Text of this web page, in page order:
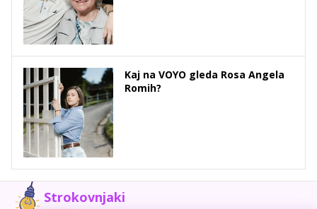
Kaj na VOYO gleda Rosa Angela
Romih?
Strokovnjaki